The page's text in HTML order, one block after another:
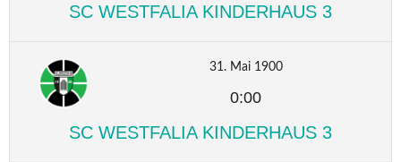
SC WESTFALIA KINDERHAUS 3
31. Mai 1900
0:00
SC WESTFALIA KINDERHAUS 3